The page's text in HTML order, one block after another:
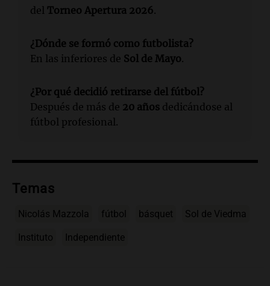
del Torneo Apertura 2026.
¿Dónde se formó como futbolista?
En las inferiores de Sol de Mayo.
¿Por qué decidió retirarse del fútbol?
Después de más de 20 años dedicándose al
fútbol profesional.
Temas
Nicolás Mazzola fútbol básquet Sol de Viedma
Instituto Independiente